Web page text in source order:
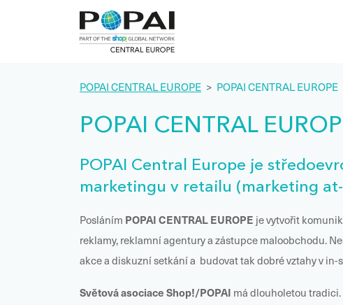
POPAI CENTRAL EUROPE > POPAI CENTRAL EUROPE
POPAI CENTRAL
POPAI Central Europe je
marketingu v retailu (marketing
Posláním POPAI CENTRAL EUROPE je vytvořit
reklamy, reklamní agentury a zástupce maloobchodu.
akce a diskuzní setkání a budovat tak dobré vztahy v
Světová asociace Shop!/POPAI má dlouholetou tradici.